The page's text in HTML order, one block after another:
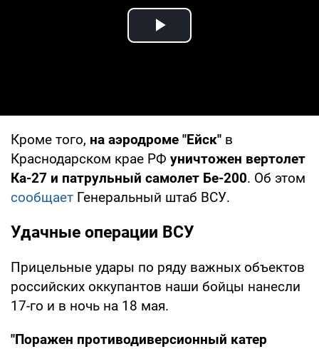
Play Video
Кроме того, на аэродроме "Ейск" в
Краснодарском крае РФ уничтожен вертолет
Ка-27 и патрульный самолет Бе-200. Об этом
сообщает Генеральный штаб ВСУ.
Удачные операции ВСУ
Прицельные удары по ряду важных объектов
российских оккупантов наши бойцы нанесли
17-го и в ночь на 18 мая.
"Поражен противодиверсионный катер